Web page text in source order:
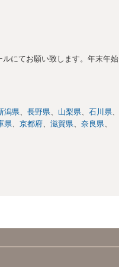
にてお願い致します。年末年始
潟県 長野県 山梨県
石川県
県 京都府 滋賀県
奈良県